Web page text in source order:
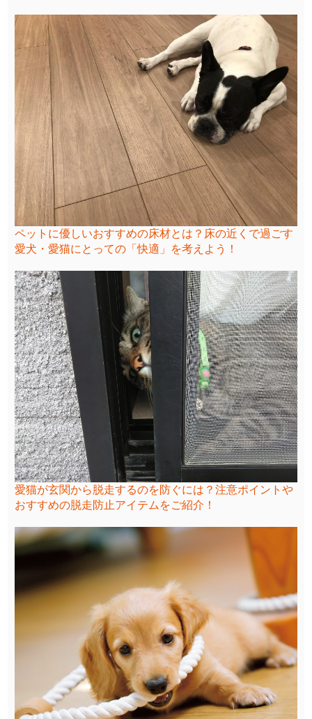
ペットに優しいおすすめの床材とは？床の近くで過ごす
愛犬・愛猫にとっての「快適」を考えよう！
愛猫が玄関から脱走するのを防ぐには？注意ポイントや
おすすめの脱走防止アイテムをご紹介！